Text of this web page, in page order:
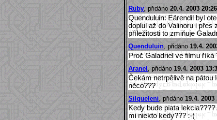
Ruby , přidáno 20.4. 2003
Quenduluin: Eärendil byl
doplul až do Valinoru i přes
příležitosti to zmiňuje
Quenduluin , přidáno 19.4.
Proč Galadriel ve filmu říká
Aranel , přidáno 19.4. 2003
Čekám netrpělivě na pátou
něco???
Silqueleni , přidáno 19.4. 2003
Kedy bude piata
mi niekto kedy??? :-(